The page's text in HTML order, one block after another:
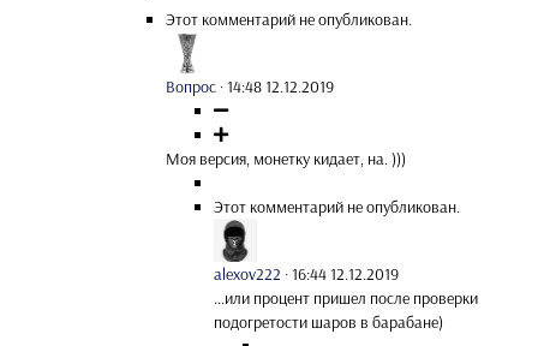
Этот комментарий не опубликован.
Вопрос ·14:48 12.12.2019
Моя версия, монетку кидает, на. )))
Этот комментарий не опубликован.
alexov222 ·16:44 12.12.2019
...или процент пришел после проверки
подогретости шаров в барабане)